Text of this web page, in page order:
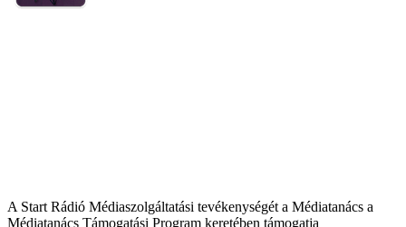
A Start Rádió Médiaszolgáltatási tevékenységét a Médiatanács a
Médiatanács Támogatási Program keretében támogatja